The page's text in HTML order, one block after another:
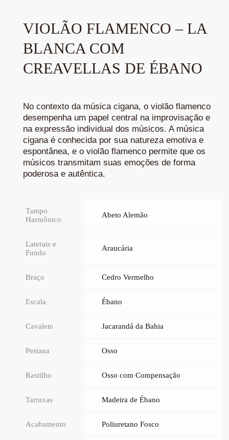
VIOLÃO FLAMENCO – LA
BLANCA COM
CREAVELLAS DE ÉBANO
No contexto da música cigana, o violão flamenco
desempenha um papel central na improvisação e
na expressão individual dos músicos. A música
cigana é conhecida por sua natureza emotiva e
espontânea, e o violão flamenco permite que os
músicos transmitam suas emoções de forma
poderosa e autêntica.
Tampo
Harmônico
Abeto Alemão
Laterais e
Fundo
Araucária
Braço Cedro Vermelho
Escala Ébano
Cavalete Jacarandá da Bahia
Pestana Osso
Rastilho Osso com Compensação
Tarraxas Madeira de Ébano
Acabamento Poliuretano Fosco